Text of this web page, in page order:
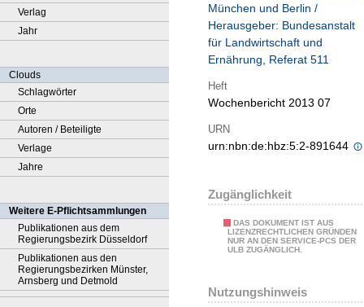
Verlag
Jahr
Clouds
Schlagwörter
Orte
Autoren / Beteiligte
Verlage
Jahre
Weitere E-Pflichtsammlungen
Publikationen aus dem
Regierungsbezirk Düsseldorf
Publikationen aus den
Regierungsbezirken Münster,
Arnsberg und Detmold
München und Berlin /
Herausgeber: Bundesanstalt
für Landwirtschaft und
Ernährung, Referat 511
Heft
Wochenbericht 2013 07
URN
urn:nbn:de:hbz:5:2-891644
Zugänglichkeit
DAS DOKUMENT IST AUS
LIZENZRECHTLICHEN GRÜNDEN
NUR AN DEN SERVICE-PCS DER
ULB ZUGÄNGLICH.
Nutzungshinweis